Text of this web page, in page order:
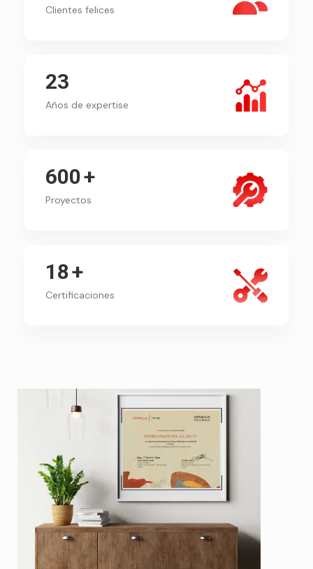
Clientes felices
23
Años de expertise
600+
Proyectos
18+
Certificaciones